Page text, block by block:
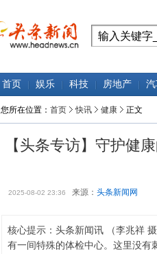
首页 娱乐 科技 房地产
您所在位置： 首页 快讯 健康 正文
【头条专访】守护健
2025-08-02 23:36 来源： 头条新闻网
核心提示：头条新闻讯 （李兆祥
有一间特殊的体检中心。这里没有